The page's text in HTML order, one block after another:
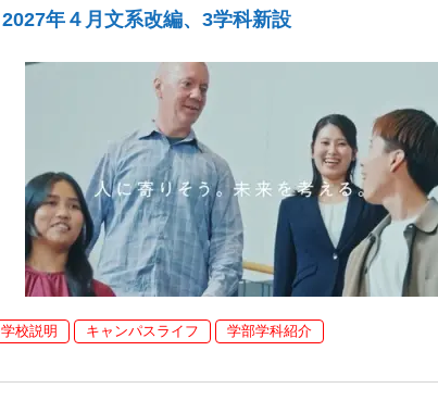
2027年４月文系改編、3学科新設
学校説明 キャンパスライフ 学部学科紹介